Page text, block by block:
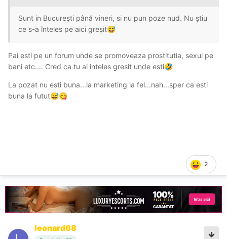
Sunt in București până vineri, si nu pun poze nud. Nu știu
ce s-a înteles pe aici greșit😅
Pai esti pe un forum unde se promoveaza prostitutia, sexul pe
bani etc.... Cred ca tu ai inteles gresit unde esti🤣
La pozat nu esti buna...la marketing la fel...nah...sper ca esti
buna la futut😅😋
2
leonard68